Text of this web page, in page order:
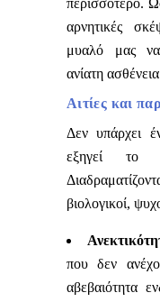
περισσότερο.
αρνητικές
μυαλό μας
ανίατη
Αιτίες και
Δεν υπάρχει
εξηγεί το
βιολογικοί,
που δεν
αβεβαιότητα